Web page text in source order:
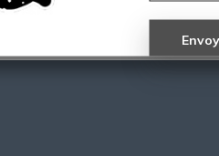
AJOUTER AU PANIER